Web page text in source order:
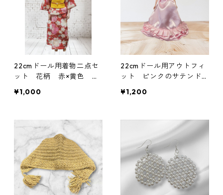
22cmドール用着物二点セ
ット 花柄 赤×黄色 ち
¥1,000
22cmドール用アウトフィ
ット ピンクのサテンドレ
¥1,200